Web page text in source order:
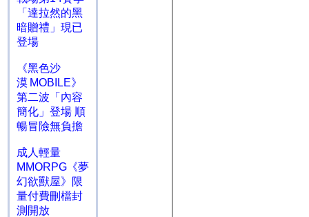
「達拉然的黑
暗贈禮」現已
登場
《黑色沙
漠 MOBILE》
第二波「內容
簡化」登場 順
暢冒險無負擔
成人輕量
MMORPG《夢
幻欲獸屋》限
量付費刪檔封
測開放